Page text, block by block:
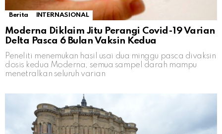
Berita INTERNASIONAL
Moderna Diklaim Jitu Perangi Covid-19 Varian
Delta Pasca 6 Bulan Vaksin Kedua
Peneliti menemukan hasil usai dua minggu pasca divaksin
dosis kedua Moderna, semua sampel darah mampu
menetralkan seluruh varian